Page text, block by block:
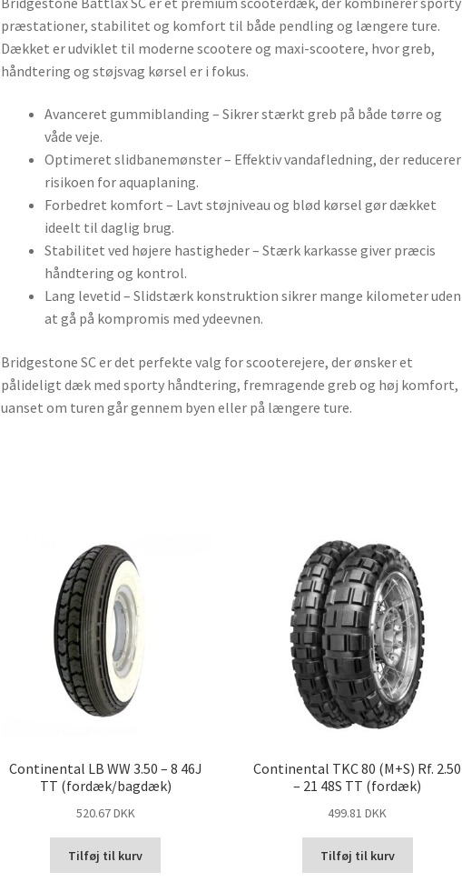
præstationer, stabilitet og komfort til både pendling og længere ture.
Dækket er udviklet til moderne scootere og maxi-scootere, hvor greb,
håndtering og støjsvag kørsel er i fokus.
Avanceret gummiblanding – Sikrer stærkt greb på både tørre og
våde veje.
Optimeret slidbanemønster – Effektiv vandafledning, der reducerer
risikoen for aquaplaning.
Forbedret komfort – Lavt støjniveau og blød kørsel gør dækket
ideelt til daglig brug.
Stabilitet ved højere hastigheder – Stærk karkasse giver præcis
håndtering og kontrol.
Lang levetid – Slidstærk konstruktion sikrer mange kilometer uden
at gå på kompromis med ydeevnen.
Bridgestone SC er det perfekte valg for scooterejere, der ønsker et
pålideligt dæk med sporty håndtering, fremragende greb og høj komfort,
uanset om turen går gennem byen eller på længere ture.
Continental LB WW 3.50 – 8 46J
TT (fordæk/bagdæk)
520.67 DKK
Tilføj til kurv
Continental TKC 80 (M+S) Rf. 2.50
– 21 48S TT (fordæk)
499.81 DKK
Tilføj til kurv